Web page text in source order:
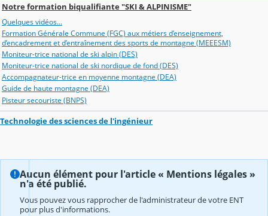
Notre formation biqualifiante "SKI & ALPINISME"
Quelques vidéos...
Formation Générale Commune (FGC) aux métiers d’enseignement,
d’encadrement et d’entraînement des sports de montagne (MEEESM)
Moniteur-trice national de ski alpin (DES)
Moniteur-trice national de ski nordique de fond (DES)
Accompagnateur-trice en moyenne montagne (DEA)
Guide de haute montagne (DEA)
Pisteur secouriste (BNPS)
Technologie des sciences de l'ingénieur
Aucun élément pour l'article « Mentions légales »
n'a été publié.
Vous pouvez vous rapprocher de l'administrateur de votre ENT
pour plus d'informations.